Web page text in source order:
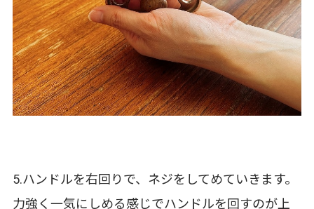
5.ハンドルを右回りで、ネジをしてめていきます。
力強く一気にしめる感じでハンドルを回すのが上